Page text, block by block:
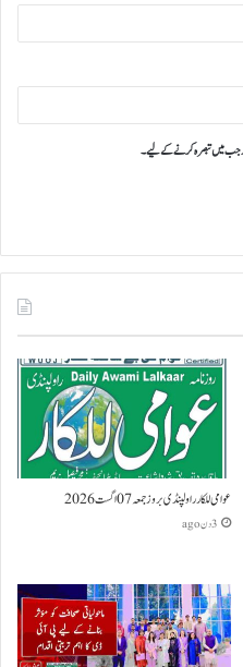
جب میں تبصرہ کرنے کےلیے۔
عوامی للکار راولپنڈی بروز جمعہ 07 اگست 2026
3 دن ago